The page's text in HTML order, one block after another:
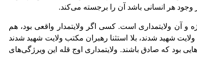
هر انسانی باشد آن را برجسته می‌کند.
آن ولایتمداری است. کسی اگر ولایتمدار واقعی بود، هم
شهید شدند، بلا استثنا رهبران مکتب ولایت شهید شدند
بود که صادق باشند. ولایتمداری اوج قله این ویرژگی‌های